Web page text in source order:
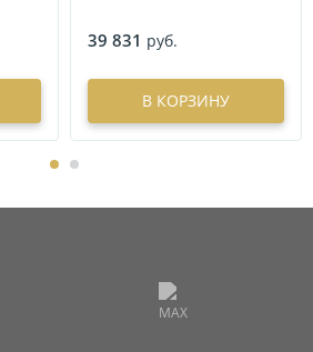
39 831 руб.
В КОРЗИНУ